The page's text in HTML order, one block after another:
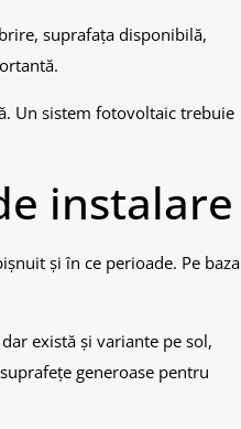
suprafața disponibilă,
Un sistem fotovoltaic trebuie
instalare
și în ce perioade. Pe baza
există și variante pe sol,
generoase pentru